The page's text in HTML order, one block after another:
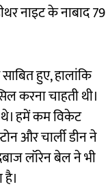
नाइट के नाबाद 79
हुए, हालांकि
करना चाहती थी।
हमें कम विकेट
और चार्ली डीन ने
लॉरेन बेल ने भी